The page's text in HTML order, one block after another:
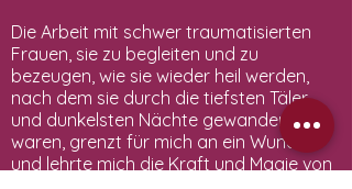
Die Arbeit mit schwer traumatisierten
Frauen, sie zu begleiten und zu
bezeugen, wie sie wieder heil werden,
nach dem sie durch die tiefsten Täler
und dunkelsten Nächte gewandert
waren, grenzt für mich an ein Wunder
und lehrte mich die Kraft und Magie von